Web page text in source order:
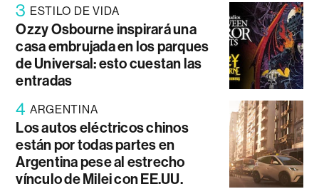
3 ESTILO DE VIDA
Ozzy Osbourne inspirará una
casa embrujada en los parques
de Universal: esto cuestan las
entradas
4 ARGENTINA
Los autos eléctricos chinos
están por todas partes en
Argentina pese al estrecho
vínculo de Milei con EE.UU.